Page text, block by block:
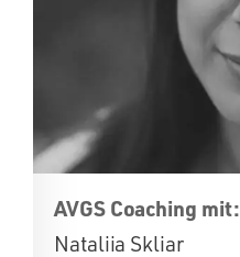
AVGS Coaching mit:
Nataliia Skliar